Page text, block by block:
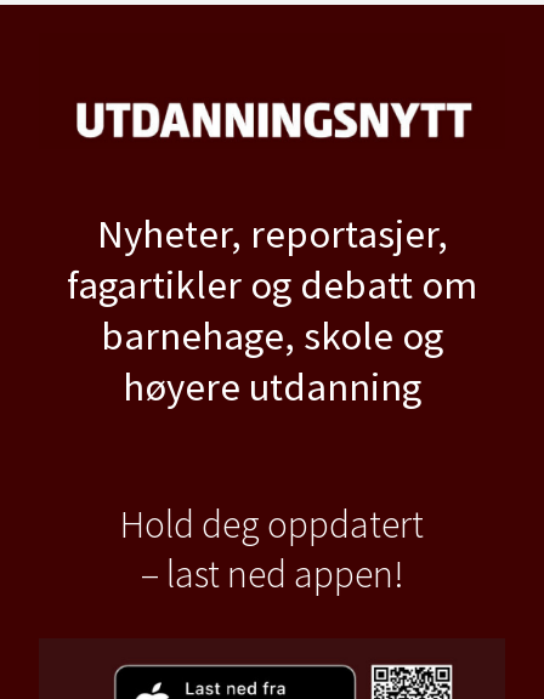
Nyheter, reportasjer,
fagartikler og debatt om
barnehage, skole og
høyere utdanning
Hold deg oppdatert
– last ned appen!